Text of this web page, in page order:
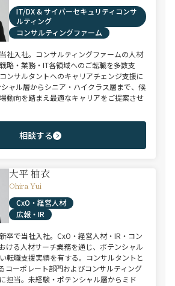
IT/DX & サイバーセキュリティコンサ
ルティング
コンサルティングファーム
社入社。コンサルティングファームの人材
略・業務・IT各領域へのご転職を多数支
ンサルタントへのキャリアチェンジ支援に
ャル層からシニア・ハイクラス層まで、候
動向を踏まえ最適なキャリアをご提案させ
相談する
大平 柚衣
Ohira Yui
CxO・経営人材
広報・IR
卒で当社入社。CxO・経営人材・IR・コン
ける人材サーチ業務を通じ、ポテンシャル
転職支援実績を有する。コンサルタントと
コーポレート部門およびコンサルティング
担当。未経験・ポテンシャル層からミド